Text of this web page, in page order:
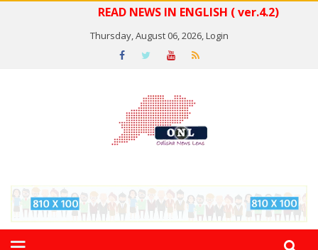
READ NEWS IN ENGLISH ( ver.4.2)
Thursday, August 06, 2026,Login